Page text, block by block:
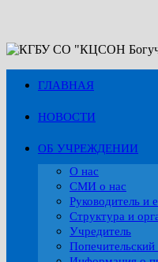
Перейти
к
содержимому
ГЛАВНАЯ
НОВОСТИ
ОБ УЧРЕЖДЕНИИ
О нас
СМИ о нас
Руководитель и
Структура и
Учредитель
Попечительский